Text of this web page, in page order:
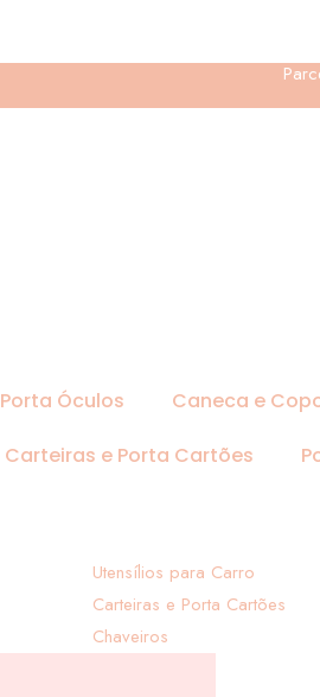
Porta Óculos Caneca e
Carteiras e Porta Cartões
Utensílios para Carro
Carteiras e Porta Cartões
Chaveiros